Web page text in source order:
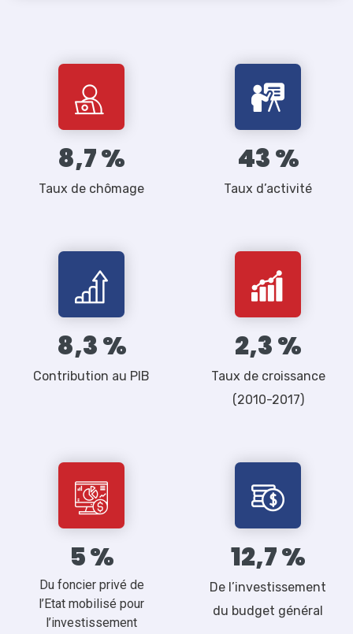
8,7
Taux de chômage
43
Taux d’activité
8,3
Contribution au PIB
2,3
Taux de croissance
(2010-2017)
5
Du foncier privé de
l’Etat mobilisé pour
l’investissement
12,7
De l’investissement
du budget général